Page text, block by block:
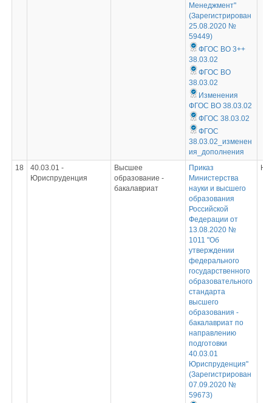
Менеджмент"
(Зарегистрирован
25.08.2020 №
59449)
ФГОС ВО 3++
38.03.02
ФГОС ВО
38.03.02
Изменения
ФГОС ВО 38.03.02
ФГОС 38.03.02
ФГОС
38.03.02_изменен
ия_дополнения
18
40.03.01 -
Юриспруденция
Высшее
образование -
бакалавриат
Приказ
Министерства
науки и высшего
образования
Российской
Федерации от
13.08.2020 №
1011 "Об
утверждении
федерального
государственного
образовательного
стандарта
высшего
образования -
бакалавриат по
направлению
подготовки
40.03.01
Юриспруденция"
(Зарегистрирован
07.09.2020 №
59673)
Не